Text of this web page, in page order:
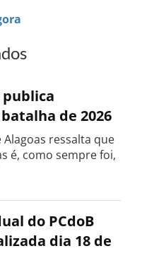
publica
de 2026
Alagoas ressalta que
é, como sempre foi,
do PCdoB
dia 18 de